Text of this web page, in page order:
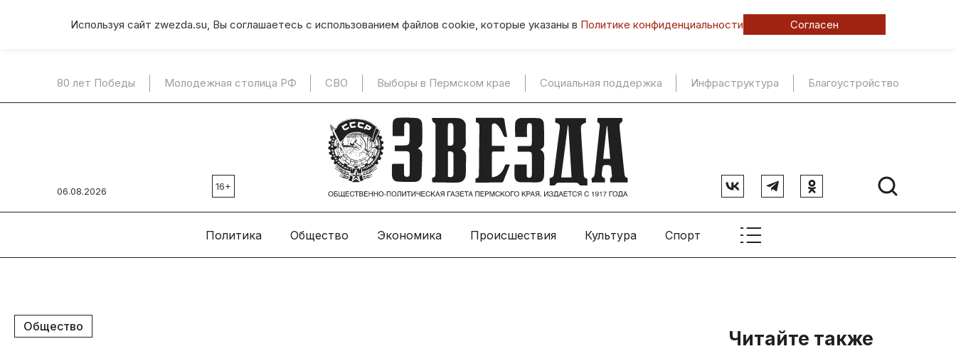
Используя сайт zwezda.su, Вы соглашаетесь с использованием файлов cookie, которые указаны в Политике конфиденциальности Согласен
80 лет Победы Молодежная столица РФ СВО Выборы в Пермском крае Социальная поддержка Инфраструктура Благоустройство
06.08.2026 16+
Политика Общество Экономика Происшествия Культура Спорт
Общество
Читайте также